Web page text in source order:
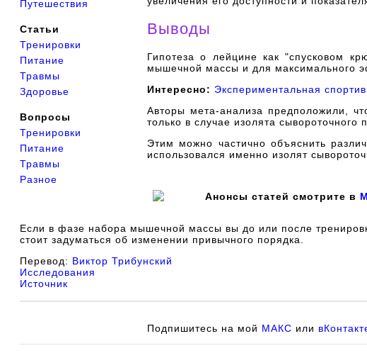
Путешествия
Статьи
Тренировки
Питание
Травмы
Здоровье
Вопросы
Тренировки
Питание
Травмы
Разное
Выводы
Гипотеза о лейцине как "спусковом
мышечной массы и для максимального
Интересно: Экспериментальная
Авторы мета-анализа предположили,
только в случае изолята
Этим можно частично объяснить
использовался именно изолят
Анонсы статей смотрите в
Если в фазе набора мышечной массы вы до или после
стоит задуматься об изменении привычного порядка.
Перевод: Виктор Трибунский
Исследования
Источник
Подпишитесь на мой МАКС или